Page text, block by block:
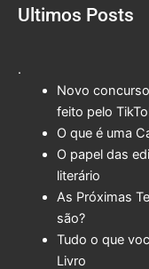
Ultimos Posts
.
Novo
feito pelo
O que é uma
O papel das
literário
As Próximas
são?
Tudo o que
Livro